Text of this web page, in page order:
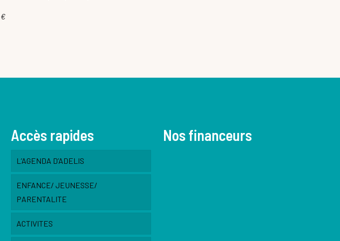
Accès rapides
L’AGENDA D’ADELIS
ENFANCE/ JEUNESSE/
PARENTALITE
ACTIVITES
Nos financeurs